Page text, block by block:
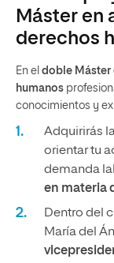
Máster en
derechos
En el doble Máster
humanos
conocimientos y
Adquirirás
orientar tu
demanda
en materia
Dentro del
María del